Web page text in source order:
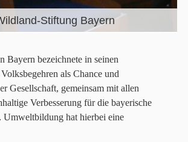
Stiftung Bayern
Bayern bezeichnete in seinen
als Chance und
Gesellschaft, gemeinsam mit allen
Verbesserung für die bayerische
Umweltbildung hat hierbei eine